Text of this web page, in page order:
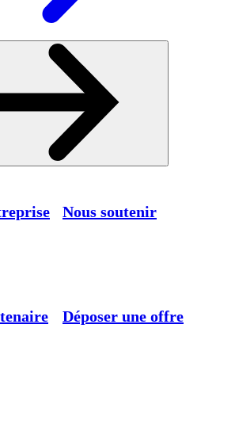
Nous soutenir
Déposer une offre